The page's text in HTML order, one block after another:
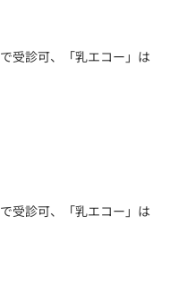
で受診可、「乳エコー」は
で受診可、「乳エコー」は